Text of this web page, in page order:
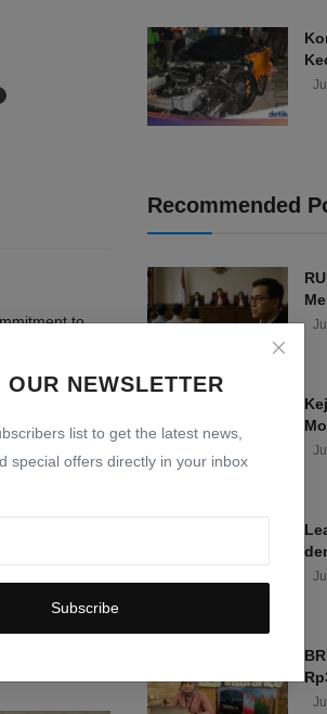
OUR NEWSLETTER
list to get the latest news,
special offers directly in your inbox
Subscribe
to
accurate
Recommended